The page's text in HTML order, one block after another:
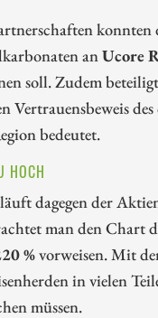
anUcore
soll. Zudem
Vertrauensbeweis
bedeutet.
HOCH
dagegen der
man den Chart
%vorweisen. Mit
in vielen
müssen.